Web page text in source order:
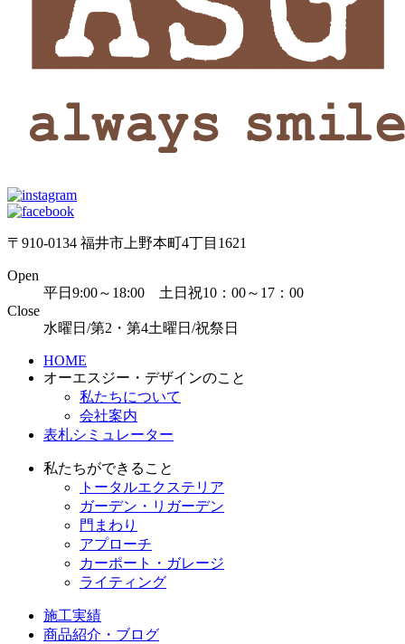
〒910-0134 福井市上野本町4丁目1621
Open
平日9:00～18:00 土日祝10：00～17：00
Close
水曜日/第2・第4土曜日/祝祭日
HOME
オーエスジー・デザインのこと
私たちについて
会社案内
表札シミュレーター
私たちができること
トータルエクステリア
ガーデン・リガーデン
門まわり
アプローチ
カーポート・ガレージ
ライティング
施工実績
商品紹介・ブログ